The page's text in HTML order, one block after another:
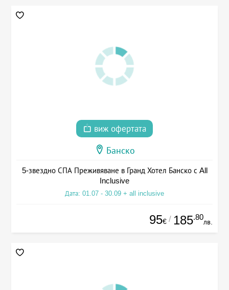
виж офертата
Банско
5-звездно СПА Преживяване в Гранд Хотел Банско с All
Inclusive
Дата: 01.07 - 30.09 + all inclusive
95€ / 185.80
лв.